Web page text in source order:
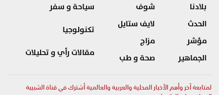
بلادنا
الحدث
مؤشر
الجماهير
شوف
لايف ستايل
مزاج
صحة و طب
سياحة و سفر
تكنولوجيا
مقالات رأي و تحليلات
لمتابعة آخر وأهم الأخبار المحلية والعربية والعالمية أشترك في قناة الشبيبة